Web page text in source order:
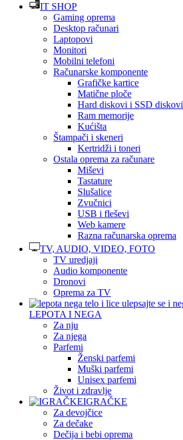
IT SHOP
Gaming oprema
Desktop računari
Laptopovi
Monitori
Mobilni telefoni
Računarske komponente
Grafičke kartice
Matične ploče
Hard diskovi i SSD diskovi
Ram memorije
Kućišta
Štampači i skeneri
Kertridži i toneri
Ostala oprema za računare
Miševi
Tastature
Slušalice
Zvučnici
USB i fleševi
Web kamere
Razna računarska oprema
TV, AUDIO, VIDEO, FOTO
TV uredjaji
Audio komponente
Dronovi
Oprema za TV
LEPOTA I NEGA
Za nju
Za njega
Parfemi
Ženski parfemi
Muški parfemi
Unisex parfemi
Život i zdravlje
IGRAČKE
Za devojčice
Za dečake
Dečija i bebi oprema